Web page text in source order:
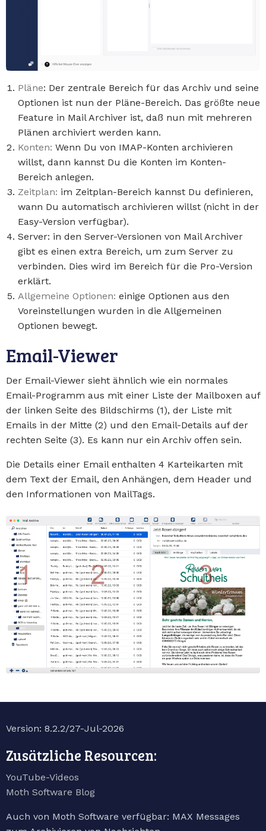
Pläne: Der zentrale Bereich für das Archiv und seine
Optionen ist nun der Pläne-Bereich. Das größte neue
Feature in Mail Archiver ist, daß nun mit mehreren
Plänen archiviert werden kann.
Konten: Wenn Du von IMAP-Konten archivieren
willst, dann kannst Du die Konten im Konten-
Bereich anlegen.
Zeitplan: im Zeitplan-Bereich kannst Du definieren,
wann Du automatisch archivieren willst (nicht in der
Easy-Version verfügbar).
Server: in den Server-Versionen von Mail Archiver
gibt es einen extra Bereich, um zum Server zu
verbinden. Dies wird im Bereich für die Pro-Version
erklärt.
Allgemeine Optionen: einige Optionen aus den
Voreinstellungen wurden in die Allgemeinen
Optionen bewegt.
Email-Viewer
Der Email-Viewer sieht ähnlich wie ein normales
Email-Programm aus mit einer Liste der Mailboxen auf
der linken Seite des Bildschirms (1), der Liste mit
Emails in der Mitte (2) und den Email-Details auf der
rechten Seite (3). Es kann nur ein Archiv offen sein.
Die Details einer Email enthalten 4 Karteikarten mit
dem Text der Email, den Anhängen, dem Header und
den Informationen von MailTags.
Version: 8.2.2/27-Jul-2026
Zusätzliche Resourcen:
YouTube-Videos
Moth Software Blog
Auch von Moth Software verfügbar: MAX Messages